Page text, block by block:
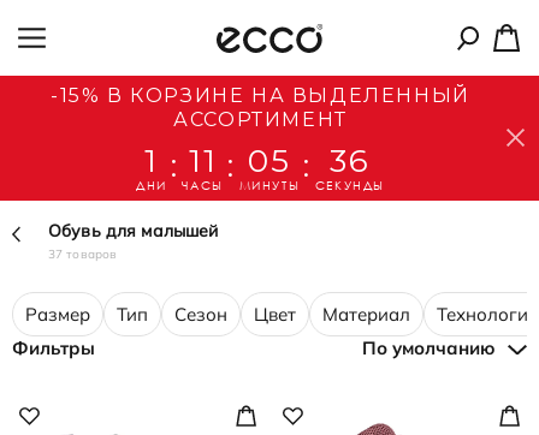
-15% В КОРЗИНЕ НА ВЫДЕЛЕННЫЙ
АССОРТИМЕНТ
1
ДНИ
: 11
ЧАСЫ
: 05
МИНУТЫ
: 35
СЕКУНДЫ
Обувь для малышей
37 товаров
Размер Тип Сезон Цвет Материал
Технологии
Фильтры
По умолчанию